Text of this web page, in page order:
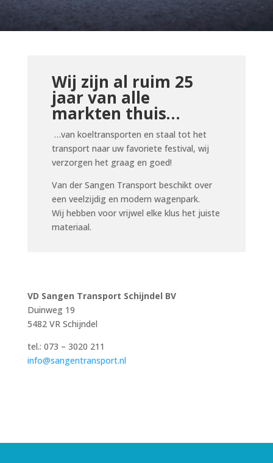
Wij zijn al ruim 25
jaar van alle
markten thuis…
…van koeltransporten en staal tot het
transport naar uw favoriete festival, wij
verzorgen het graag en goed!
Van der Sangen Transport beschikt over
een veelzijdig en modern wagenpark.
Wij hebben voor vrijwel elke klus het juiste
materiaal.
VD Sangen Transport Schijndel BV
Duinweg 19
5482 VR Schijndel
tel.: 073 – 3020 211
info@sangentransport.nl